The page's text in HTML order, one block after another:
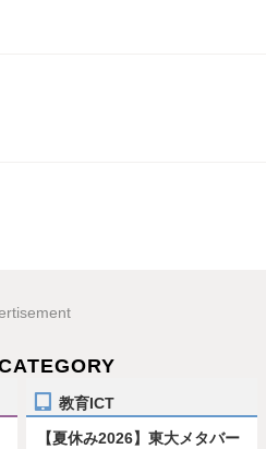
教育ICT
【夏休み2026】東大メタバー